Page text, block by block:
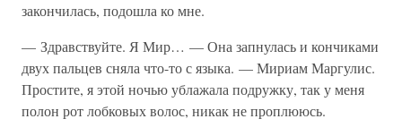
закончилась, подошла ко мне.
— Здравствуйте. Я Мир… — Она запнулась и кончиками
двух пальцев сняла что-то с языка. — Мириам Маргулис.
Простите, я этой ночью ублажала подружку, так у меня
полон рот лобковых волос, никак не проплююсь.